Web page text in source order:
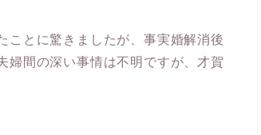
ことに驚きましたが、事実婚解消後
婦間の深い事情は不明ですが、才賀